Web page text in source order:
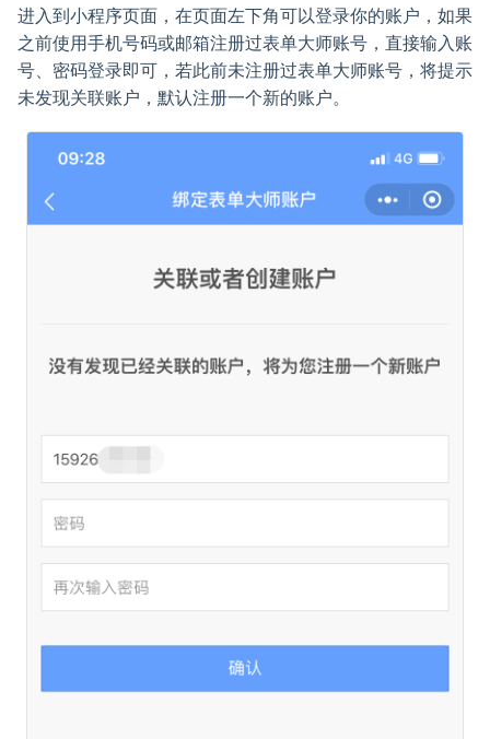
进入到小程序页面，在页面左下角可以登录你的账户，如果
之前使用手机号码或邮箱注册过表单大师账号，直接输入账
号、密码登录即可，若此前未注册过表单大师账号，将提示
未发现关联账户，默认注册一个新的账户。